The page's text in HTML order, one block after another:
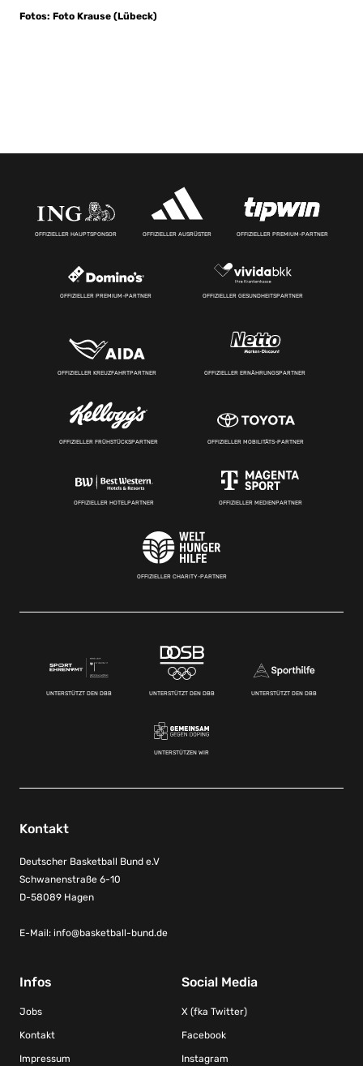
Fotos: Foto Krause (Lübeck)
OFFIZIELLER HAUPTSPONSOR OFFIZIELLER AUSRÜSTER OFFIZIELLER PREMIUM-PARTNER
OFFIZIELLER PREMIUM-PARTNER OFFIZIELLER GESUNDHEITSPARTNER
OFFIZIELLER KREUZFAHRTPARTNER OFFIZIELLER ERNÄHRUNGSPARTNER
OFFIZIELLER FRÜHSTÜCKSPARTNER OFFIZIELLER MOBILITÄTS-PARTNER
OFFIZIELLER HOTELPARTNER OFFIZIELLER MEDIENPARTNER
OFFIZIELLER CHARITY-PARTNER
UNTERSTÜTZT DEN DBB UNTERSTÜTZT DEN DBB UNTERSTÜTZT DEN DBB
UNTERSTÜTZEN WIR
Kontakt
Deutscher Basketball Bund e.V
Schwanenstraße 6-10
D-58089 Hagen
E-Mail: info@basketball-bund.de
Infos
Jobs
Kontakt
Impressum
Social Media
X (fka Twitter)
Facebook
Instagram